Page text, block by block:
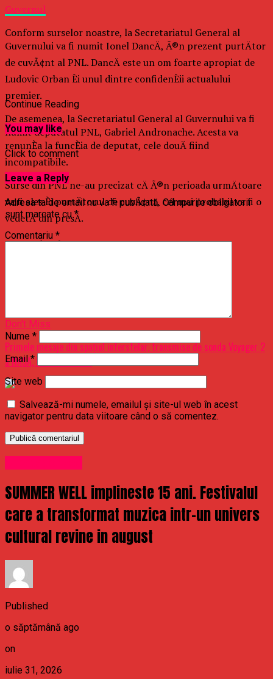
Guvernul
Conform surselor noastre, la Secretariatul General al
Guvernului va fi numit Ionel DancÄ, Ã®n prezent purtÄtor
de cuvÃ¢nt al PNL. DancÄ este un om foarte apropiat de
Ludovic Orban Èi unul dintre confidenÈii actualului
premier.
De asemenea, la Secretariatul General al Guvernului va fi
numit deputatul PNL, Gabriel Andronache. Acesta va
renunÈa la funcÈia de deputat, cele douÄ fiind
incompatibile.
Surse din PNL ne-au precizat cÄ Ã®n perioada urmÄtoare
va fi ales Èi purtÄtorul de cuvÃ¢nt, cel mai probabil va fi o
vedetÄ din presÄ.
Raspandacul.ro
Don't Miss
Primele mesaje din spaţiul interstelar, transmise de sonda Voyager 2
a NASA, lansată în 1977
Continue Reading
You may like
Click to comment
Leave a Reply
Adresa ta de email nu va fi publicată. Câmpurile obligatorii
sunt marcate cu*
Comentariu *
Nume *
Email*
Site web
Salvează-mi numele, emailul și site-ul web în acest
navigator pentru data viitoare când o să comentez.
SUMMER WELL implineste 15 ani. Festivalul
care a transformat muzica intr-un univers
cultural revine in august
Published
o săptămână ago
on
iulie 31, 2026